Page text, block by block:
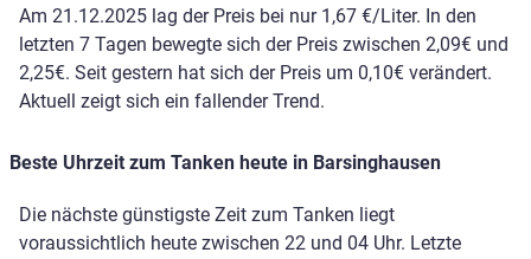
Am 21.12.2025 lag der Preis bei nur 1,67 €/Liter. In den
letzten 7 Tagen bewegte sich der Preis zwischen 2,09€ und
2,25€. Seit gestern hat sich der Preis um 0,10€ verändert.
Aktuell zeigt sich ein fallender Trend.
Beste Uhrzeit zum Tanken heute in Barsinghausen
Die nächste günstigste Zeit zum Tanken liegt
voraussichtlich heute zwischen 22 und 04 Uhr. Letzte